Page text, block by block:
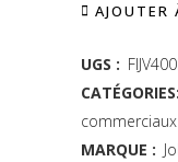
pour
aspirateur
sec
AJOUTER
UGS :
CATÉGORIES:
commerciaux
MARQUE :